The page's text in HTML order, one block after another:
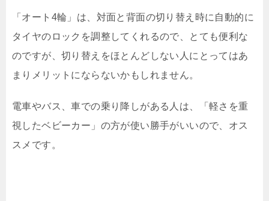
「オート4輪」は、対面と背面の切り替え時に自動的に
タイヤのロックを調整してくれるので、とても便利な
のですが、切り替えをほとんどしない人にとってはあ
まりメリットにならないかもしれません。
電車やバス、車での乗り降しがある人は、「軽さを重
視したベビーカー」の方が使い勝手がいいので、オス
スメです。